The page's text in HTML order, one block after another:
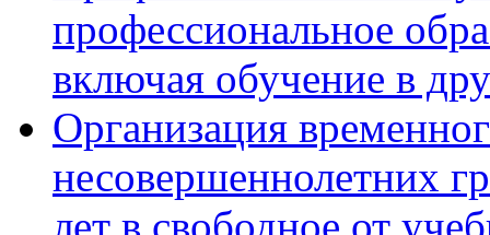
профессиональное
включая обучение в
Организация
несовершеннолетних